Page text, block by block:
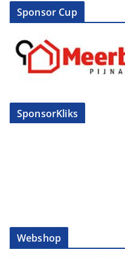
Sponsor Cup
SponsorKliks
Webshop